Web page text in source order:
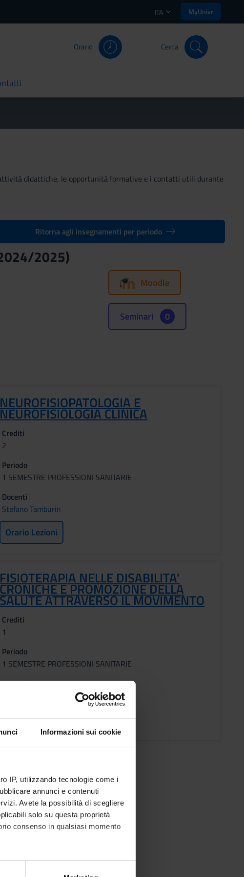
Informazioni sui cookie
IP, utilizzando tecnologie come i
annunci e contenuti
Avete la possibilità di scegliere
solo su questa proprietà
consenso in qualsiasi momento
di qualche metro,
ITA MyUnivr
Orario Cerca
didattiche, le opportunità formative e i contatti utili durante
Ritorna agli insegnamenti per periodo
2025)
Moodle
Seminari 0
NEUROFISIOPATOLOGIA E
NEUROFISIOLOGIA CLINICA
Crediti
2
Periodo
1 SEMESTRE PROFESSIONI SANITARIE
Docenti
Stefano Tamburin
Orario Lezioni
FISIOTERAPIA NELLE DISABILITA'
CRONICHE E PROMOZIONE DELLA
SALUTE ATTRAVERSO IL MOVIMENTO
Crediti
1
Periodo
1 SEMESTRE PROFESSIONI SANITARIE
Docenti
Orario Lezioni